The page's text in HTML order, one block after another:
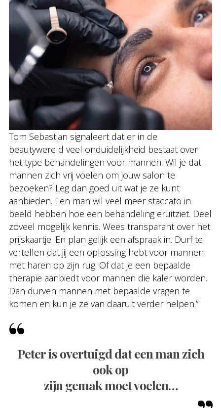
Tom Sebastian signaleert dat er in de
beautywereld veel onduidelijkheid bestaat over
het type behandelingen voor mannen. Wil je dat
mannen zich vrij voelen om jouw salon te
bezoeken? Leg dan goed uit wat je ze kunt
aanbieden. Een man wil veel meer staccato in
beeld hebben hoe een behandeling eruitziet. Deel
zoveel mogelijk kennis. Wees transparant over het
prijskaartje. En plan gelijk een afspraak in. Durf te
vertellen dat jij een oplossing hebt voor mannen
met haren op zijn rug. Of dat je een bepaalde
therapie aanbiedt voor mannen die kaler worden.
Dan durven mannen met bepaalde vragen te
komen en kun je ze van daaruit verder helpen.”
Peter is overtuigd dat een man zich
ook op
zijn gemak moet voelen…